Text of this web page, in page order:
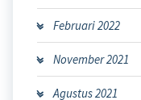
Februari 2022
November 2021
Agustus 2021